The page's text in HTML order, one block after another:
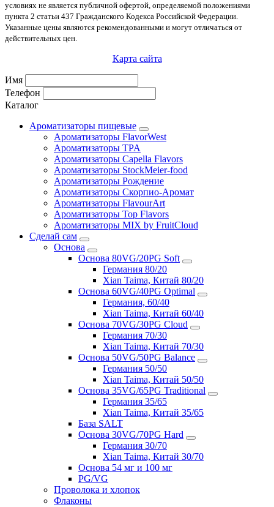
условиях не является публичной офертой, определяемой положениями
пункта 2 статьи 437 Гражданского Кодекса Российской Федерации.
Указанные цены являются рекомендованными и могут отличаться от
действительных цен.
Карта сайта
Имя
Телефон
Каталог
Ароматизаторы пищевые
Ароматизаторы FlavorWest
Ароматизаторы TPA
Ароматизаторы Capella Flavors
Ароматизаторы StockMeier-food
Ароматизаторы Рождение
Ароматизаторы Скорпио-Аромат
Ароматизаторы FlavourArt
Ароматизаторы Top Flavors
Ароматизаторы MIX by FruitCloud
Сделай сам
Основа
Основа 80VG/20PG Soft
Германия 80/20
Xian Taima, Китай 80/20
Основа 60VG/40PG Optimal
Германия, 60/40
Xian Taima, Китай 60/40
Основа 70VG/30PG Cloud
Германия 70/30
Xian Taima, Китай 70/30
Основа 50VG/50PG Balance
Германия 50/50
Xian Taima, Китай 50/50
Основа 35VG/65PG Traditional
Германия 35/65
Xian Taima, Китай 35/65
База SALT
Основа 30VG/70PG Hard
Германия 30/70
Xian Taima, Китай 30/70
Основа 54 мг и 100 мг
PG/VG
Проволока и хлопок
Флаконы